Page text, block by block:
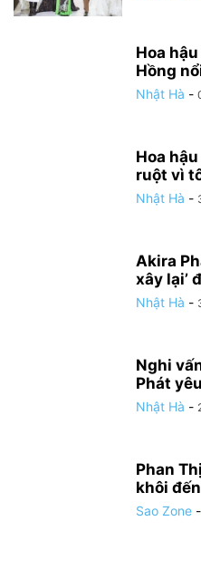
Hoa
Hồng
Nhật Hà -
Hoa
ruột vì
Nhật Hà -
Akira
xây lại’
Nhật Hà -
Nghi
Phát
Nhật Hà -
Phan
khôi
Sao Zone -